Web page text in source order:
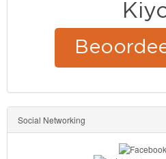
Social Networking